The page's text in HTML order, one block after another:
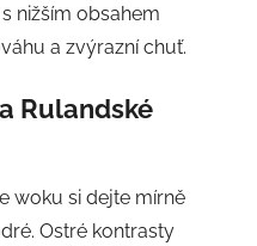
nižším obsahem
a zvýrazní chuť.
Rulandské
woku si dejte mírně
Ostré kontrasty